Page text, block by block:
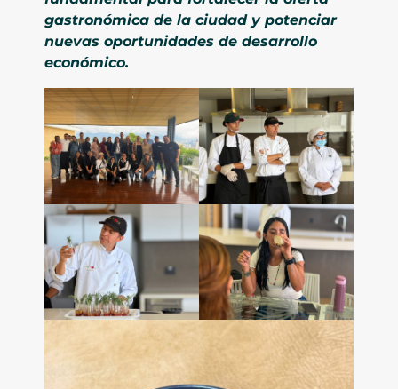
gastronómica de la ciudad y potenciar
nuevas oportunidades de desarrollo
económico.